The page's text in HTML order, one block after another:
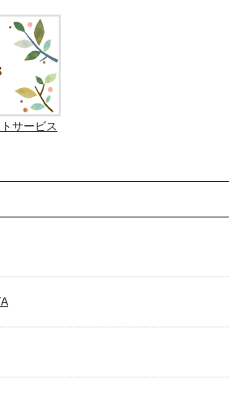
サービス